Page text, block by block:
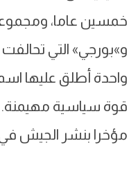
خمسين عاما،
و»بورجي» التي
واحدة أطلق عليها
قوة سياسية مهيمنة.
مؤخرا بنشر الجيش